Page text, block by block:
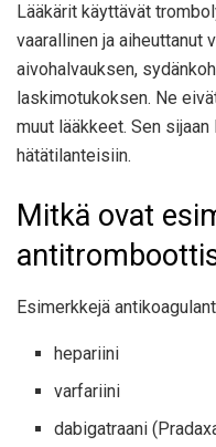
Lääkärit käyttävät
vaarallinen ja aiheuttanut
aivohalvauksen,
laskimotukoksen. Ne
muut lääkkeet. Sen sijaan
hätätilanteisiin.
Mitkä ovat
Esimerkkejä
hepariini
varfariini
dabigatraani